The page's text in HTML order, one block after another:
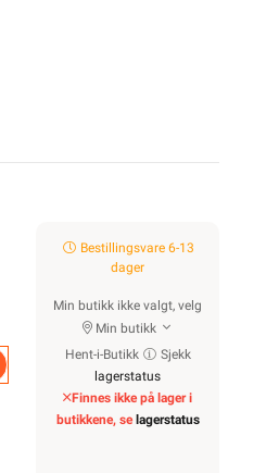
Bestillingsvare 6-13
dager
Min butikk ikke valgt, velg
Min butikk
Hent-i-Butikk
Sjekk
lagerstatus
Finnes ikke på lager i
butikkene, se lagerstatus